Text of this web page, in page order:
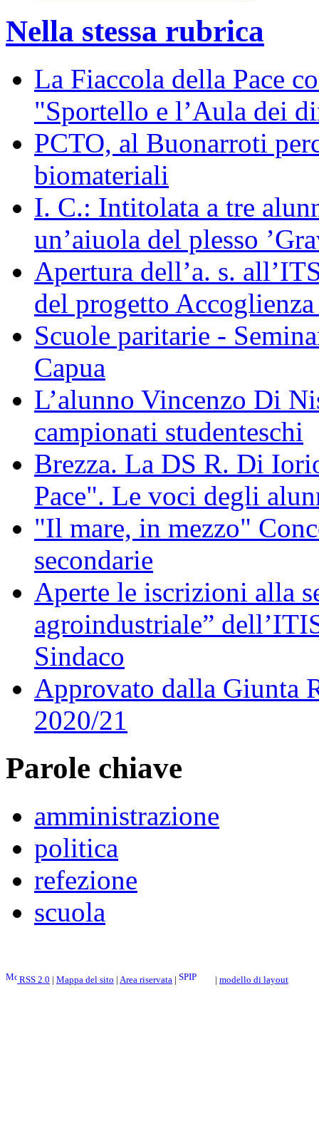
Nella stessa rubrica
La Fiaccola della Pace
"Sportello e l’Aula dei
PCTO, al Buonarroti
biomateriali
I. C.: Intitolata a tre
un’aiuola del plesso
Apertura dell’a. s.
del progetto
Scuole paritarie -
Capua
L’alunno Vincenzo Di
campionati studenteschi
Brezza. La DS R. Di
Pace". Le voci degli
"Il mare, in mezzo"
secondarie
Aperte le iscrizioni alla
agroindustriale”
Sindaco
Approvato dalla Giunta
2020/21
Parole chiave
amministrazione
politica
refezione
scuola
RSS 2.0 | Mappa del sito | Area riservata | | modello di layout